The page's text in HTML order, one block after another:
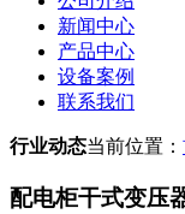
新闻中心
产品中心
设备案例
联系我们
行业动态当前位置：
配电柜干式变压